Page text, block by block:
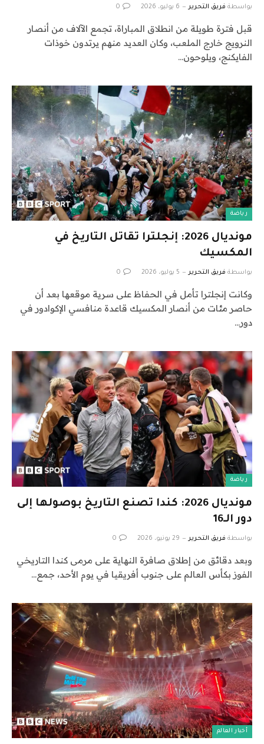
بواسطة فريق التحرير 6 يوليو، 2026 0
قبل فترة طويلة من انطلاق المباراة، تجمع الآلاف من أنصار
النرويج خارج الملعب، وكان العديد منهم يرتدون خوذات
الفايكنج، ويلوحون…
رياضة
مونديال 2026: إنجلترا تقاتل التاريخ في
المكسيك
بواسطة فريق التحرير 5 يوليو، 2026 0
وكانت إنجلترا تأمل في الحفاظ على سرية موقعها بعد أن
حاصر مئات من أنصار المكسيك قاعدة منافسي الإكوادور في
دور…
رياضة
مونديال 2026: كندا تصنع التاريخ بوصولها إلى
دور الـ16
بواسطة فريق التحرير 29 يونيو، 2026 0
وبعد دقائق من إطلاق صافرة النهاية على مرمى كندا التاريخي
الفوز بكأس العالم على جنوب أفريقيا في يوم الأحد، جمع…
أخبار العالم